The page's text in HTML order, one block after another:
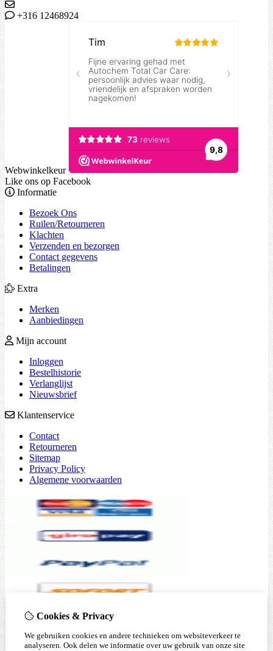
+316 12468924
Webwinkelkeur
Like ons op Facebook
Informatie
Bezoek Ons
Ruilen/Retourneren
Klachten
Verzenden en bezorgen
Contact gegevens
Betalingen
Extra
Merken
Aanbiedingen
Mijn account
Inloggen
Bestelhistorie
Verlanglijst
Nieuwsbrief
Klantenservice
Contact
Retourneren
Sitemap
Privacy Policy
Algemene voorwaarden
Cookies & Privacy
We gebruiken cookies en andere technieken om websiteverkeer te
analyseren. Ook delen we informatie over uw gebruik van onze site